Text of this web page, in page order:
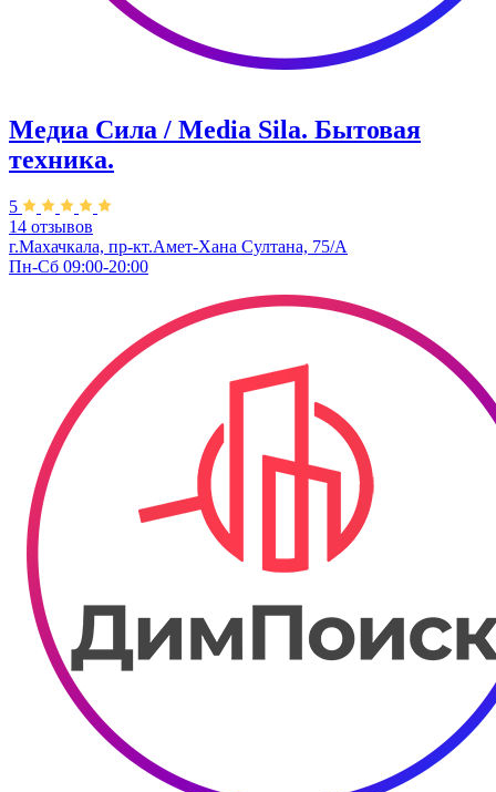
Медиа Сила / Media Sila. Бытовая
техника.
5
14 отзывов
г.Махачкала, пр-кт.Амет-Хана Султана, 75/А
Пн-Сб 09:00-20:00